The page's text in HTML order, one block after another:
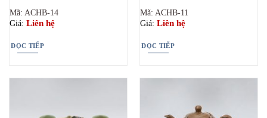
Mã: ACHB-14
Giá: Liên hệ
ĐỌC TIẾP
Mã: ACHB-11
Giá: Liên hệ
ĐỌC TIẾP